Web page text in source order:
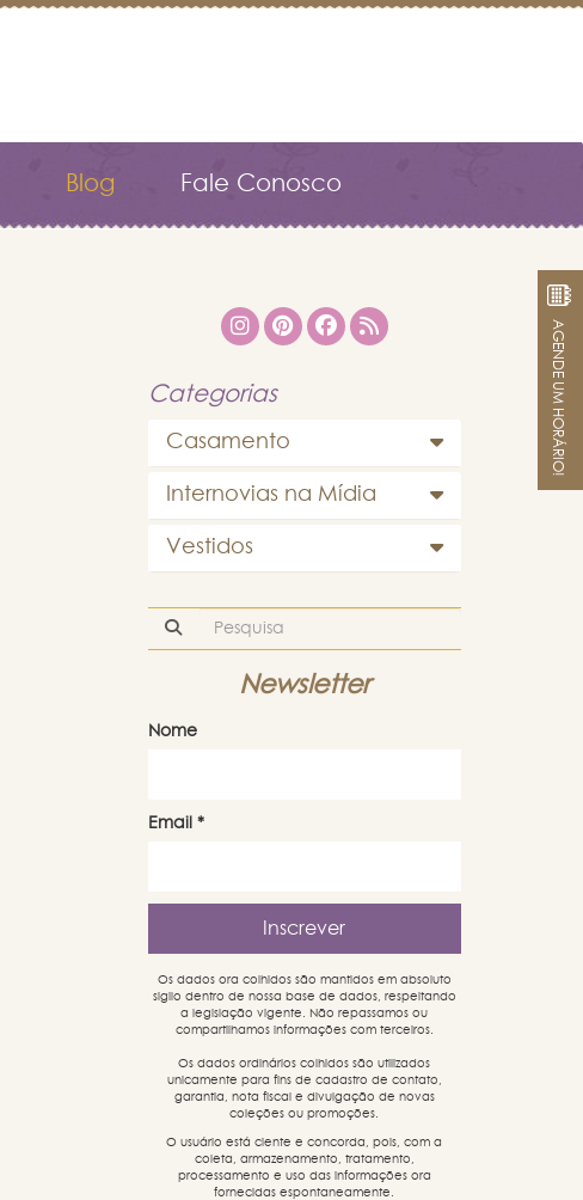
Blog Fale Conosco
Categorias
Casamento
Internovias na Mídia
Vestidos
Newsletter
Nome
Email *
Os dados ora colhidos são mantidos em absoluto
sigilo dentro de nossa base de dados, respeitando
a legislação vigente. Não repassamos ou
compartilhamos informações com terceiros.
Os dados ordinários colhidos são utilizados
unicamente para fins de cadastro de contato,
garantia, nota fiscal e divulgação de novas
coleções ou promoções.
O usuário está ciente e concorda, pois, com a
coleta, armazenamento, tratamento,
processamento e uso das informações ora
fornecidas espontaneamente.
AGENDE UM HORÁRIO!